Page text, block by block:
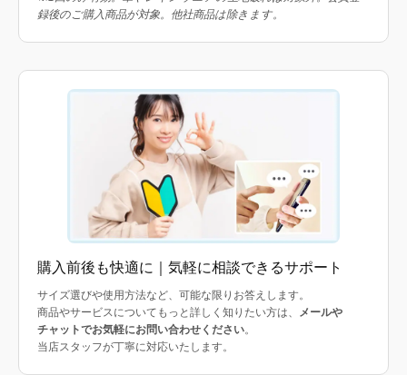
録後のご購入商品が対象。他社商品は除きます。
購入前後も快適に｜気軽に相談できるサポート
サイズ選びや使用方法など、可能な限りお答えします。
商品やサービスについてもっと詳しく知りたい方は、 メールや
チャットでお気軽にお問い合わせください。
当店スタッフが丁寧に対応いたします。